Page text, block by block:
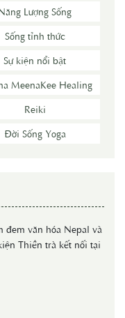
Lượng Sống
Sống tỉnh thức
Sự kiện nổi bật
MeenaKee Healing
Reiki
Đời Sống Yoga
đem văn hóa Nepal và
Thiền trà kết nối tại